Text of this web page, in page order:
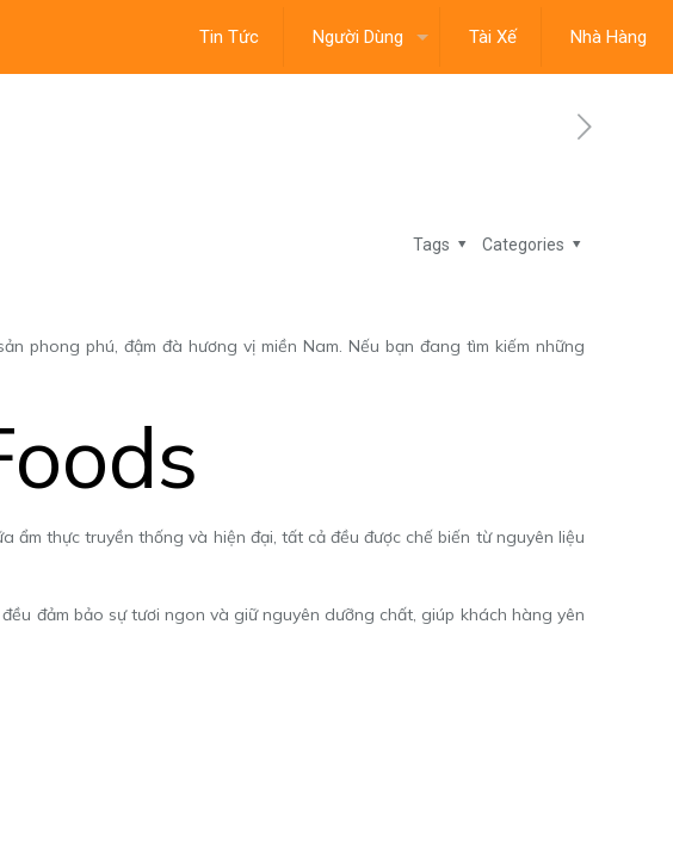
Tin Tức Người Dùng Tài Xế Nhà Hàng
Categories
Tags
phong phú, đậm đà hương vị miền Nam. Nếu bạn đang tìm kiếm những
ẩm thực truyền thống và hiện đại, tất cả đều được chế biến từ nguyên liệu
đảm bảo sự tươi ngon và giữ nguyên dưỡng chất, giúp khách hàng yên